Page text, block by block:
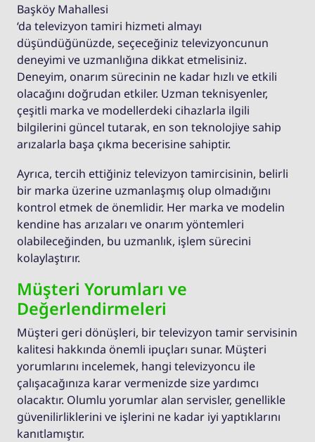
Başköy Mahallesi
‘da televizyon tamiri hizmeti almayı
düşündüğünüzde, seçeceğiniz televizyoncunun
deneyimi ve uzmanlığına dikkat etmelisiniz.
Deneyim, onarım sürecinin ne kadar hızlı ve etkili
olacağını doğrudan etkiler. Uzman teknisyenler,
çeşitli marka ve modellerdeki cihazlarla ilgili
bilgilerini güncel tutarak, en son teknolojiye sahip
arızalarla başa çıkma becerisine sahiptir.
Ayrıca, tercih ettiğiniz televizyon tamircisinin, belirli
bir marka üzerine uzmanlaşmış olup olmadığını
kontrol etmek de önemlidir. Her marka ve modelin
kendine has arızaları ve onarım yöntemleri
olabileceğinden, bu uzmanlık, işlem sürecini
kolaylaştırır.
Müşteri Yorumları ve
Değerlendirmeleri
Müşteri geri dönüşleri, bir televizyon tamir servisinin
kalitesi hakkında önemli ipuçları sunar. Müşteri
yorumlarını incelemek, hangi televizyoncu ile
çalışacağınıza karar vermenizde size yardımcı
olacaktır. Olumlu yorumlar alan servisler, genellikle
güvenilirliklerini ve işlerini ne kadar iyi yaptıklarını
kanıtlamıştır.